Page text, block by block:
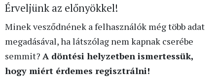
Érveljünk az előnyökkel!
Minek vesződnének a felhasználók még több adat
megadásával, ha látszólag nem kapnak cserébe
semmit? A döntési helyzetben ismertessük,
hogy miért érdemes regisztrálni!